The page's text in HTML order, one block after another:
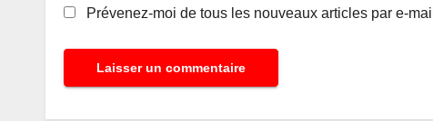
Prévenez-moi de tous les nouveaux articles par e-